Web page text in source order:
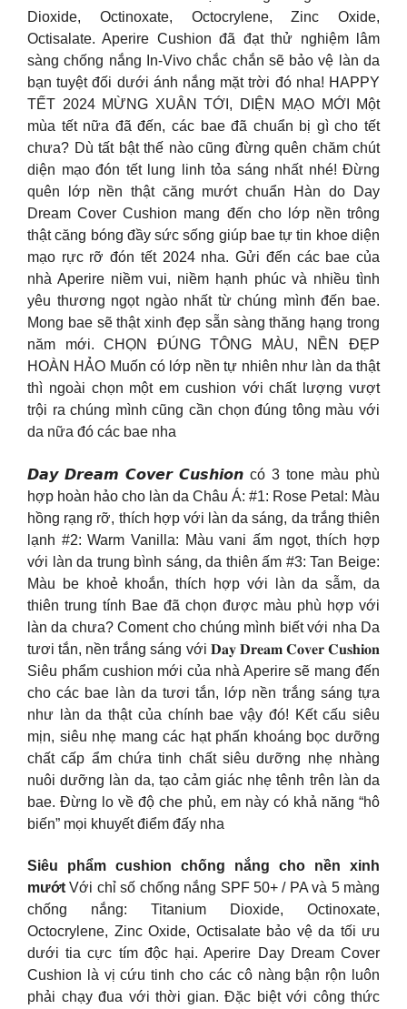
Dioxide, Octinoxate, Octocrylene, Zinc Oxide,
Octisalate. Aperire Cushion đã đạt thử nghiệm lâm
sàng chống nắng In-Vivo chắc chắn sẽ bảo vệ làn da
bạn tuyệt đối dưới ánh nắng mặt trời đó nha! HAPPY
TẾT 2024 MỪNG XUÂN TỚI, DIỆN MẠO MỚI Một
mùa tết nữa đã đến, các bae đã chuẩn bị gì cho tết
chưa? Dù tất bật thế nào cũng đừng quên chăm chút
diện mạo đón tết lung linh tỏa sáng nhất nhé! Đừng
quên lớp nền thật căng mướt chuẩn Hàn do Day
Dream Cover Cushion mang đến cho lớp nền trông
thật căng bóng đầy sức sống giúp bae tự tin khoe diện
mạo rực rỡ đón tết 2024 nha. Gửi đến các bae của
nhà Aperire niềm vui, niềm hạnh phúc và nhiều tình
yêu thương ngọt ngào nhất từ chúng mình đến bae.
Mong bae sẽ thật xinh đẹp sẵn sàng thăng hạng trong
năm mới. CHỌN ĐÚNG TÔNG MÀU, NỀN ĐẸP
HOÀN HẢO Muốn có lớp nền tự nhiên như làn da thật
thì ngoài chọn một em cushion với chất lượng vượt
trội ra chúng mình cũng cần chọn đúng tông màu với
da nữa đó các bae nha
𝘿𝙖𝙮 𝘿𝙧𝙚𝙖𝙢 𝘾𝙤𝙫𝙚𝙧 𝘾𝙪𝙨𝙝𝙞𝙤𝙣 có 3 tone màu phù
hợp hoàn hảo cho làn da Châu Á: #1: Rose Petal: Màu
hồng rạng rỡ, thích hợp với làn da sáng, da trắng thiên
lạnh #2: Warm Vanilla: Màu vani ấm ngọt, thích hợp
với làn da trung bình sáng, da thiên ấm #3: Tan Beige:
Màu be khoẻ khoắn, thích hợp với làn da sẫm, da
thiên trung tính Bae đã chọn được màu phù hợp với
làn da chưa? Coment cho chúng mình biết với nha Da
tươi tắn, nền trắng sáng với 𝐃𝐚𝐲 𝐃𝐫𝐞𝐚𝐦 𝐂𝐨𝐯𝐞𝐫 𝐂𝐮𝐬𝐡𝐢𝐨𝐧
Siêu phẩm cushion mới của nhà Aperire sẽ mang đến
cho các bae làn da tươi tắn, lớp nền trắng sáng tựa
như làn da thật của chính bae vậy đó! Kết cấu siêu
mịn, siêu nhẹ mang các hạt phấn khoáng bọc dưỡng
chất cấp ẩm chứa tinh chất siêu dưỡng nhẹ nhàng
nuôi dưỡng làn da, tạo cảm giác nhẹ tênh trên làn da
bae. Đừng lo về độ che phủ, em này có khả năng “hô
biến” mọi khuyết điểm đấy nha
Siêu phẩm cushion chống nắng cho nền xinh
mướt Với chỉ số chống nắng SPF 50+ / PA và 5 màng
chống nắng: Titanium Dioxide, Octinoxate,
Octocrylene, Zinc Oxide, Octisalate bảo vệ da tối ưu
dưới tia cực tím độc hại. Aperire Day Dream Cover
Cushion là vị cứu tinh cho các cô nàng bận rộn luôn
phải chạy đua với thời gian. Đặc biệt với công thức